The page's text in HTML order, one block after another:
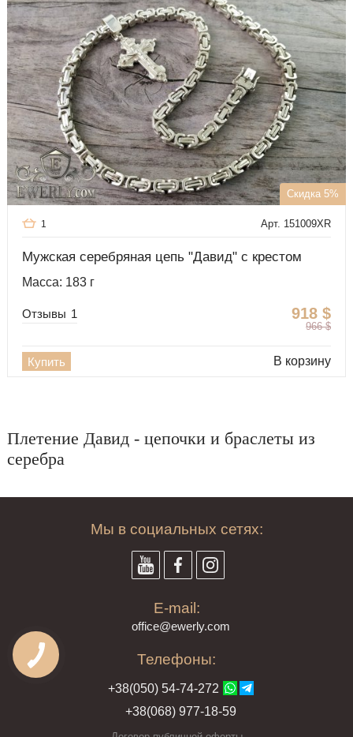
Скидка 5%
Арт. 151009XR
1
Мужская серебряная цепь "Давид" с крестом
Масса: 183 г
918 $
966 $
Отзывы 1
Купить В корзину
Плетение Давид - цепочки и браслеты из
серебра
Мы в социальных сетях:
E-mail:
office@ewerly.com
Телефоны:
+38(050) 54-74-272
+38(068) 977-18-59